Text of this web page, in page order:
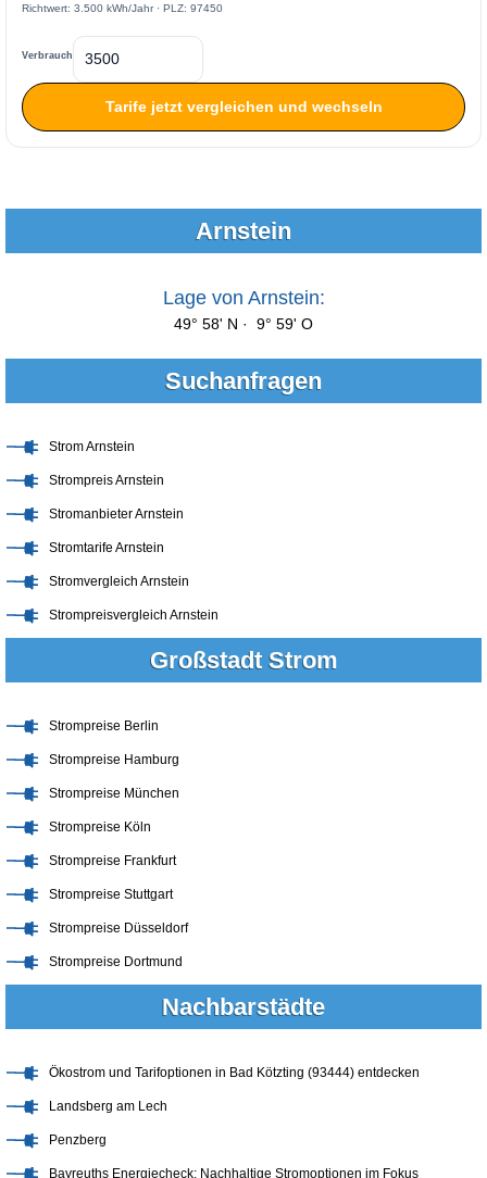
Richtwert: 3.500 kWh/Jahr · PLZ: 97450
Verbrauch
Tarife jetzt vergleichen und wechseln
Arnstein
Lage von Arnstein:
49° 58' N · 9° 59' O
Suchanfragen
Strom Arnstein
Strompreis Arnstein
Stromanbieter Arnstein
Stromtarife Arnstein
Stromvergleich Arnstein
Strompreisvergleich Arnstein
Großstadt Strom
Strompreise Berlin
Strompreise Hamburg
Strompreise München
Strompreise Köln
Strompreise Frankfurt
Strompreise Stuttgart
Strompreise Düsseldorf
Strompreise Dortmund
Nachbarstädte
Ökostrom und Tarifoptionen in Bad Kötzting (93444) entdecken
Landsberg am Lech
Penzberg
Bayreuths Energiecheck: Nachhaltige Stromoptionen im Fokus